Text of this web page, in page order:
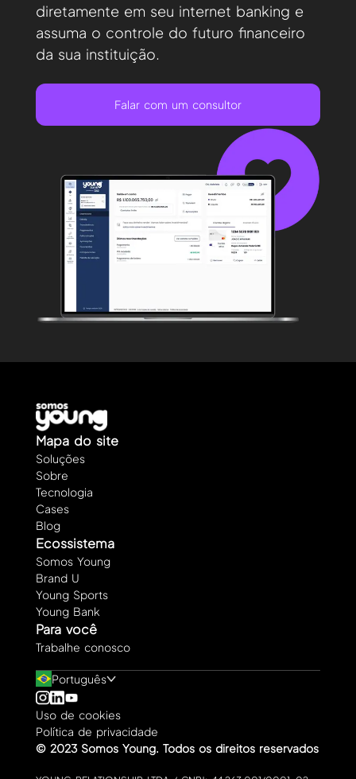
diretamente em seu internet banking e
assuma o controle do futuro financeiro
da sua instituição.
Falar com um consultor
Mapa do site
Soluções
Sobre
Tecnologia
Cases
Blog
Ecossistema
Somos Young
Brand U
Young Sports
Young Bank
Para você
Trabalhe conosco
Português
©️ 2023 Somos Young. Todos os direitos reservados
Política de privacidade
Uso de cookies